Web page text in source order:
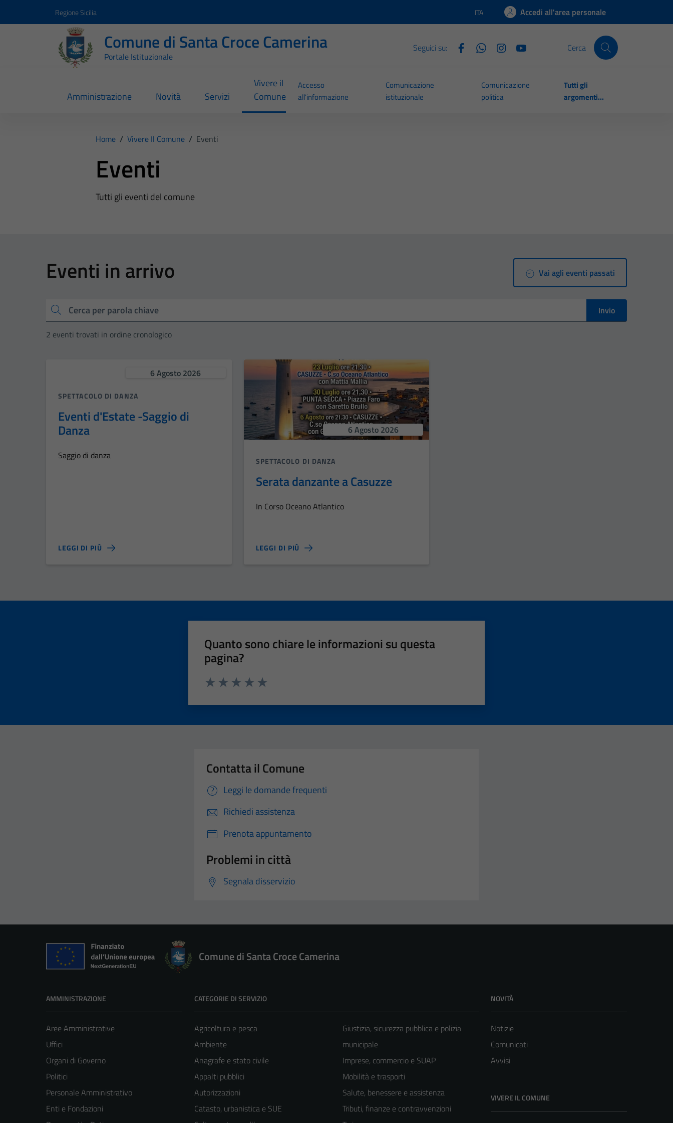
Regione Sicilia Lingua attiva:
ITA Accedi all'area personale
Comune di Santa Croce Camerina
Portale Istituzionale
Seguici su: Cerca
Amministrazione Novità Servizi
Vivere il
Comune
Accesso
all'informazione
Comunicazione
istituzionale
Comunicazione
politica
Tutti gli
argomenti...
Home / Vivere Il Comune / Eventi
Eventi
Tutti gli eventi del comune
Eventi in arrivo Vai agli eventi passati
Cerca
Invio
2 eventi trovati in ordine cronologico
6 Agosto 2026
SPETTACOLO DI DANZA
Eventi d'Estate -Saggio di
Danza
Saggio di danza
LEGGI DI PIÙ
6 Agosto 2026
SPETTACOLO DI DANZA
Serata danzante a Casuzze
In Corso Oceano Atlantico
LEGGI DI PIÙ
Quanto sono chiare le informazioni su questa
pagina?
Contatta il Comune
Leggi le domande frequenti
Richiedi assistenza
Prenota appuntamento
Problemi in città
Segnala disservizio
Comune di Santa Croce Camerina
AMMINISTRAZIONE
Aree Amministrative
Uffici
Organi di Governo
Politici
Personale Amministrativo
Enti e Fondazioni
CATEGORIE DI SERVIZIO
Agricoltura e pesca
Ambiente
Anagrafe e stato civile
Appalti pubblici
Autorizzazioni
Catasto, urbanistica e SUE
Giustizia, sicurezza pubblica e polizia
municipale
Imprese, commercio e SUAP
Mobilità e trasporti
Salute, benessere e assistenza
Tributi, finanze e contravvenzioni
NOVITÀ
Notizie
Comunicati
Avvisi
VIVERE IL COMUNE